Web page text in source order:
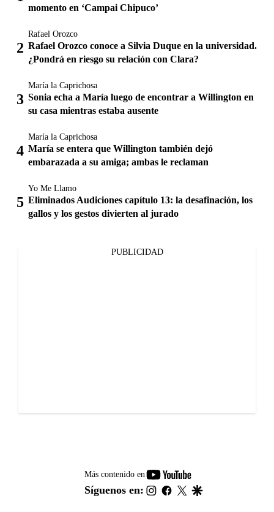
momento en ‘Campai Chipuco’
Rafael Orozco
Rafael Orozco conoce a Silvia Duque en la universidad.
¿Pondrá en riesgo su relación con Clara?
María la Caprichosa
Sonia echa a María luego de encontrar a Willington en
su casa mientras estaba ausente
María la Caprichosa
María se entera que Willington también dejó
embarazada a su amiga; ambas le reclaman
Yo Me Llamo
Eliminados Audiciones capítulo 13: la desafinación, los
gallos y los gestos divierten al jurado
PUBLICIDAD
Más contenido en
youtube-
footer
Síguenos en: instagram
facebook
twitter